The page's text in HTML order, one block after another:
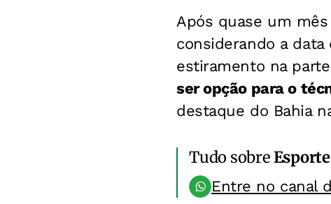
Após quase um
considerando a
estiramento na
ser opção para o
destaque do Bahia
Tudo sobre
Entre no canal